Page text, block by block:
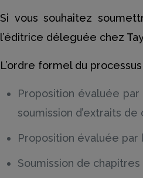
Si vous souhaitez
l’éditrice déleguée chez
L’ordre formel du
Proposition évaluée
soumission d’extraits de
Proposition évaluée par
Soumission de